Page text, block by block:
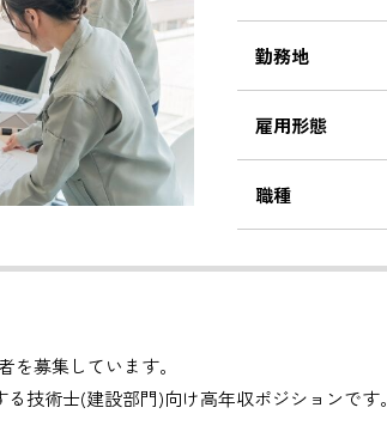
勤務地
雇用形態
職種
を募集しています。
技術士(建設部門)向け高年収ポジションです。